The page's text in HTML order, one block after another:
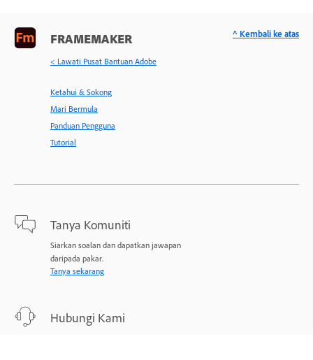
FRAMEMAKER
< Lawati Pusat Bantuan Adobe
Ketahui & Sokong
Mari Bermula
Panduan Pengguna
Tutorial
Tanya Komuniti
Siarkan soalan dan dapatkan jawapan
daripada pakar.
Tanya sekarang
Hubungi Kami
^ Kembali ke atas